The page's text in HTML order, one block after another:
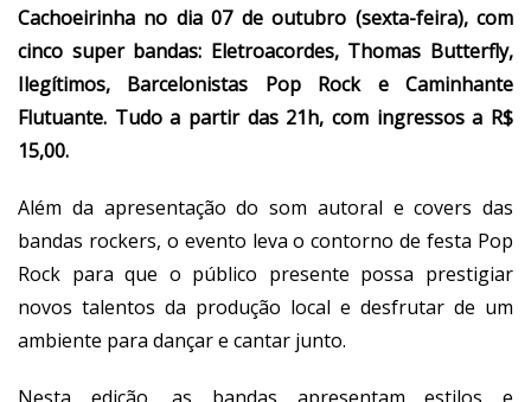
Cachoeirinha no dia 07 de outubro (sexta-feira), com
cinco super bandas: Eletroacordes, Thomas Butterfly,
Ilegítimos, Barcelonistas Pop Rock e Caminhante
Flutuante. Tudo a partir das 21h, com ingressos a R$
15,00.
Além da apresentação do som autoral e covers das
bandas rockers, o evento leva o contorno de festa Pop
Rock para que o público presente possa prestigiar
novos talentos da produção local e desfrutar de um
ambiente para dançar e cantar junto.